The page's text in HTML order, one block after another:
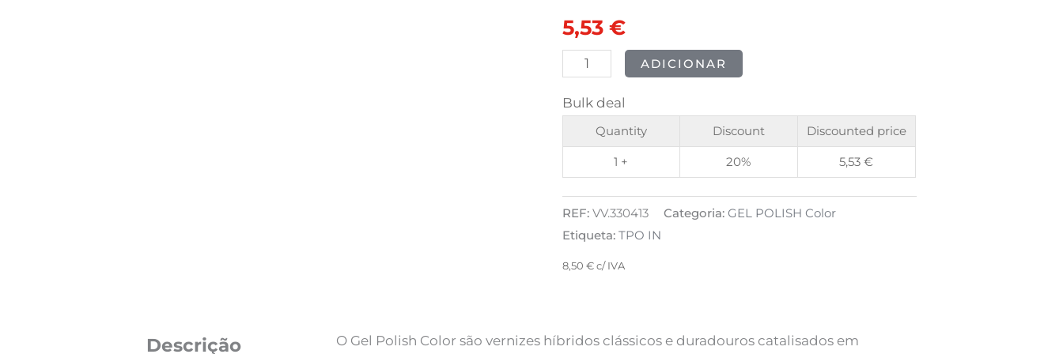
original
era:
5,53 €atual
é:
148
Endless
Summer
8ml
ADICIONAR
Bulk deal
Quantity Discount Discounted price
1 + 20% 5,53€
REF: VV.330413 Categoria: GEL POLISH Color
Etiqueta: TPO IN
8,50 €c/ IVA
Descrição O Gel Polish Color são vernizes híbridos clássicos e duradouros catalisados em